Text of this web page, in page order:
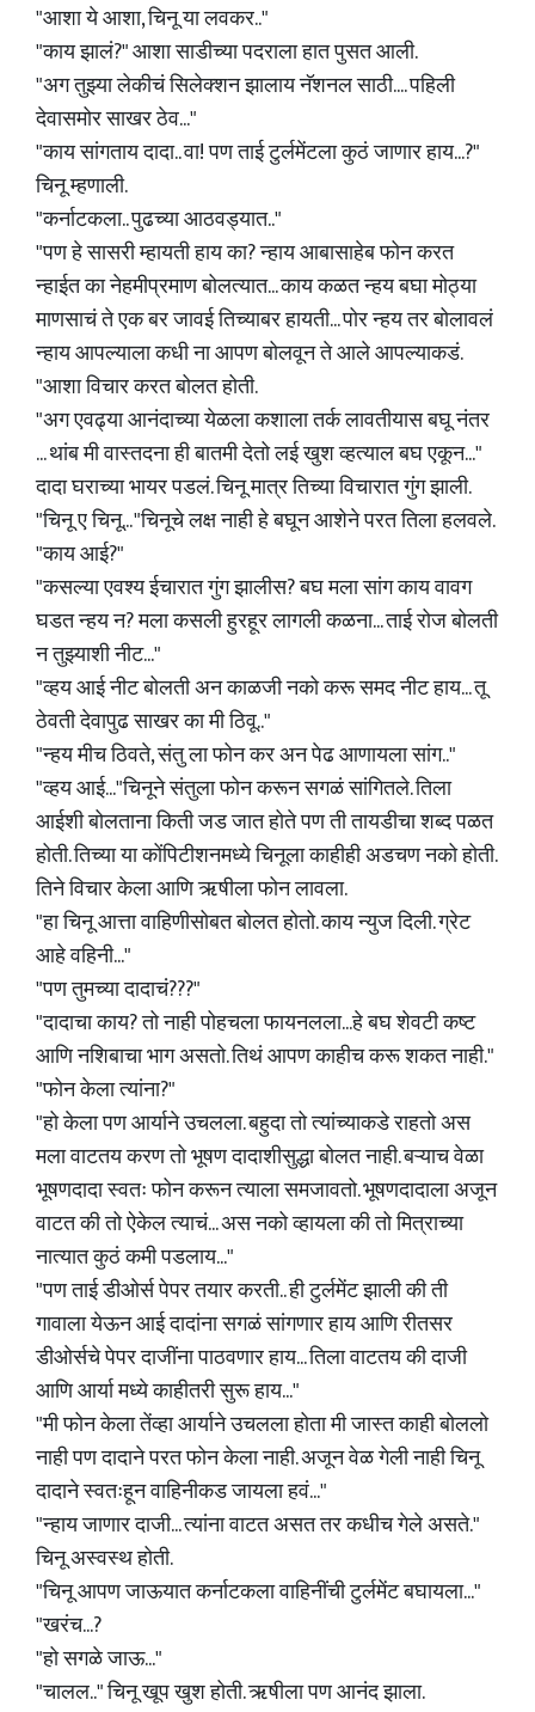
"आशा ये आशा, चिनू या लवकर.."
"काय झालं?" आशा साडीच्या पदराला हात पुसत आली.
"अग तुझ्या लेकीचं सिलेक्शन झालाय नॅशनल साठी.... पहिली
देवासमोर साखर ठेव..."
"काय सांगताय दादा.. वा! पण ताई टुर्लमेंटला कुठं जाणार हाय...?"
चिनू म्हणाली.
"कर्नाटकला.. पुढच्या आठवड्यात.."
"पण हे सासरी म्हायती हाय का? न्हाय आबासाहेब फोन करत
न्हाईत का नेहमीप्रमाण बोलत्यात... काय कळत न्हय बघा मोठ्या
माणसाचं ते एक बर जावई तिच्याबर हायती... पोर न्हय तर बोलावलं
न्हाय आपल्याला कधी ना आपण बोलवून ते आले आपल्याकडं.
"आशा विचार करत बोलत होती.
"अग एवढ्या आनंदाच्या येळला कशाला तर्क लावतीयास बघू नंतर
... थांब मी वास्तदना ही बातमी देतो लई खुश व्हत्याल बघ एकून..."
दादा घराच्या भायर पडलं. चिनू मात्र तिच्या विचारात गुंग झाली.
"चिनू ए चिनू... "चिनूचे लक्ष नाही हे बघून आशेने परत तिला हलवले.
"काय आई?"
"कसल्या एवश्य ईचारात गुंग झालीस? बघ मला सांग काय वावग
घडत न्हय न? मला कसली हुरहूर लागली कळना... ताई रोज बोलती
न तुझ्याशी नीट..."
"व्हय आई नीट बोलती अन काळजी नको करू समद नीट हाय... तू
ठेवती देवापुढ साखर का मी ठिवू.."
"न्हय मीच ठिवते, संतु ला फोन कर अन पेढ आणायला सांग.."
"व्हय आई..."चिनूने संतुला फोन करून सगळं सांगितले. तिला
आईशी बोलताना किती जड जात होते पण ती तायडीचा शब्द पळत
होती. तिच्या या कोंपिटीशनमध्ये चिनूला काहीही अडचण नको होती.
तिने विचार केला आणि ऋषीला फोन लावला.
"हा चिनू आत्ता वाहिणीसोबत बोलत होतो. काय न्युज दिली. ग्रेट
आहे वहिनी..."
"पण तुमच्या दादाचं???"
"दादाचा काय? तो नाही पोहचला फायनलला...हे बघ शेवटी कष्ट
आणि नशिबाचा भाग असतो. तिथं आपण काहीच करू शकत नाही."
"फोन केला त्यांना?"
"हो केला पण आर्याने उचलला. बहुदा तो त्यांच्याकडे राहतो अस
मला वाटतय करण तो भूषण दादाशीसुद्धा बोलत नाही. बऱ्याच वेळा
भूषणदादा स्वतः फोन करून त्याला समजावतो. भूषणदादाला अजून
वाटत की तो ऐकेल त्याचं... अस नको व्हायला की तो मित्राच्या
नात्यात कुठं कमी पडलाय..."
"पण ताई डीओर्स पेपर तयार करती.. ही टुर्लमेंट झाली की ती
गावाला येऊन आई दादांना सगळं सांगणार हाय आणि रीतसर
डीओर्सचे पेपर दाजींना पाठवणार हाय... तिला वाटतय की दाजी
आणि आर्या मध्ये काहीतरी सुरू हाय..."
"मी फोन केला तेंव्हा आर्याने उचलला होता मी जास्त काही बोललो
नाही पण दादाने परत फोन केला नाही. अजून वेळ गेली नाही चिनू
दादाने स्वतःहून वाहिनीकड जायला हवं..."
"न्हाय जाणार दाजी... त्यांना वाटत असत तर कधीच गेले असते."
चिनू अस्वस्थ होती.
"चिनू आपण जाऊयात कर्नाटकला वाहिनींची टुर्लमेंट बघायला..."
"खरंच...?
"हो सगळे जाऊ..."
"चालल.." चिनू खूप खुश होती. ऋषीला पण आनंद झाला.